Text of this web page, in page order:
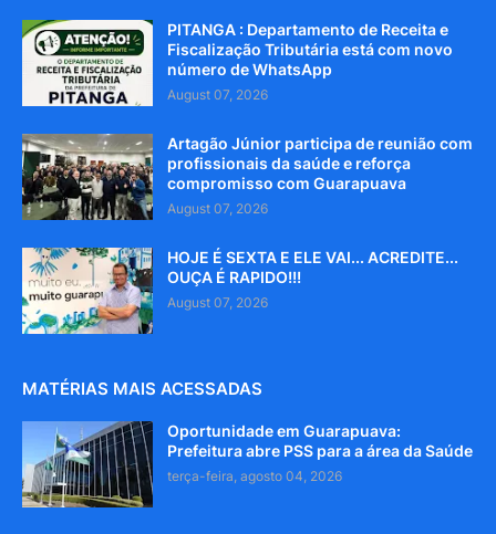
PITANGA : Departamento de Receita e
Fiscalização Tributária está com novo
número de WhatsApp
August 07, 2026
Artagão Júnior participa de reunião com
profissionais da saúde e reforça
compromisso com Guarapuava
August 07, 2026
HOJE É SEXTA E ELE VAI... ACREDITE...
OUÇA É RAPIDO!!!
August 07, 2026
MATÉRIAS MAIS ACESSADAS
Oportunidade em Guarapuava:
Prefeitura abre PSS para a área da Saúde
terça-feira, agosto 04, 2026